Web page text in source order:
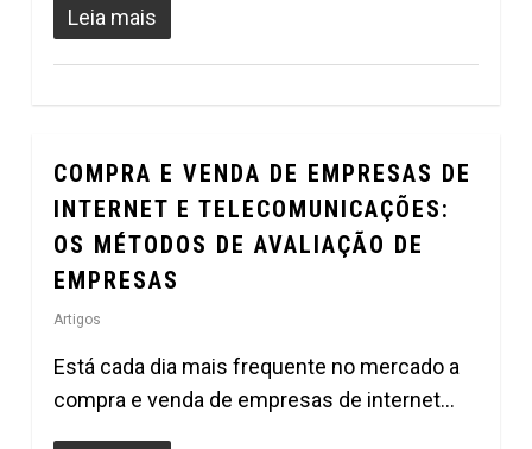
Leia mais
COMPRA E VENDA DE EMPRESAS DE
INTERNET E TELECOMUNICAÇÕES:
OS MÉTODOS DE AVALIAÇÃO DE
EMPRESAS
Artigos
Está cada dia mais frequente no mercado a
compra e venda de empresas de internet…
0